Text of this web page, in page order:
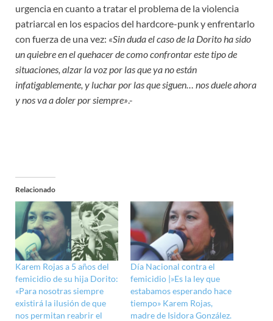
urgencia en cuanto a tratar el problema de la violencia
patriarcal en los espacios del hardcore-punk y enfrentarlo
con fuerza de una vez: «Sin duda el caso de la Dorito ha sido
un quiebre en el quehacer de como confrontar este tipo de
situaciones, alzar la voz por las que ya no están
infatigablemente, y luchar por las que siguen… nos duele ahora
y nos va a doler por siempre».-
Relacionado
Karem Rojas a 5 años del
femicidio de su hija Dorito:
«Para nosotras siempre
existirá la ilusión de que
nos permitan reabrir el
Día Nacional contra el
femicidio |»Es la ley que
estabamos esperando hace
tiempo» Karem Rojas,
madre de Isidora González.